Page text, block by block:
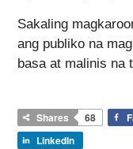
Sakaling
ang publiko na
basa at malinis na
Shares 68
LinkedIn